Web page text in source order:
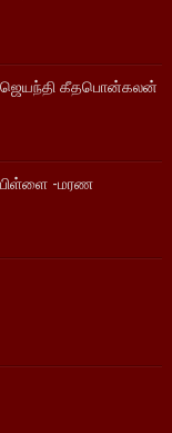
ஜெயந்தி கீதபொன்கலன்
-மரண